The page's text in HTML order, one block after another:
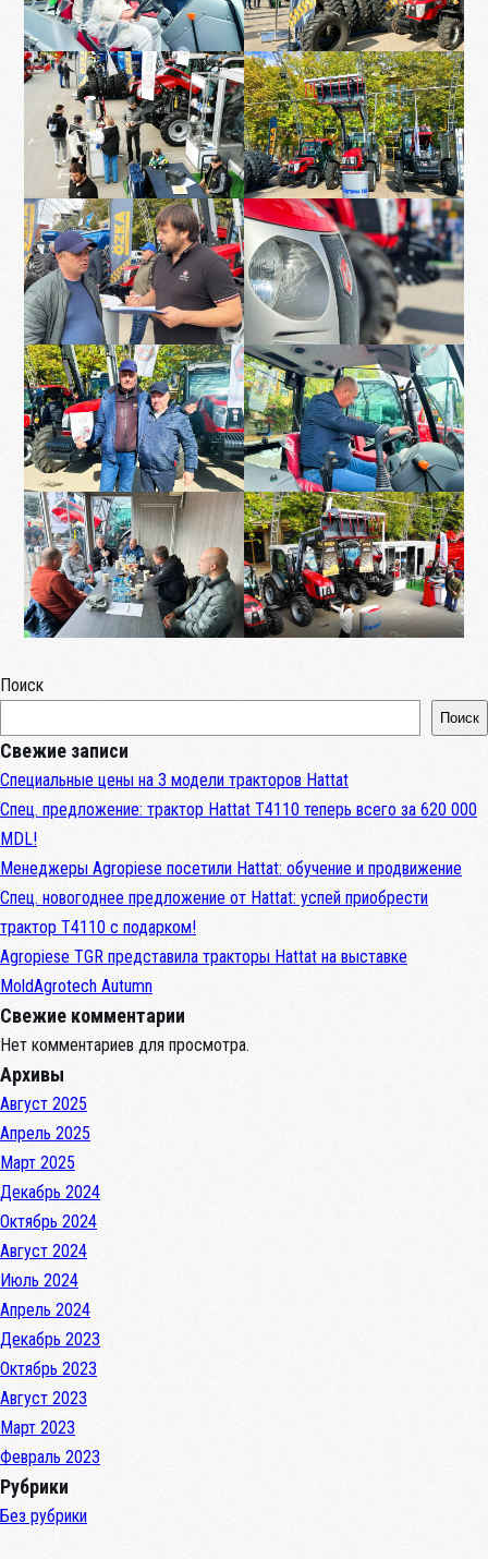
Поиск
Поиск
Свежие записи
Специальные цены на 3 модели тракторов Hattat
Спец. предложение: трактор Hattat T4110 теперь всего за 620 000
MDL!
Менеджеры Agropiese посетили Hattat: обучение и продвижение
Спец. новогоднее предложение от Hattat: успей приобрести
трактор T4110 с подарком!
Agropiese TGR представила тракторы Hattat на выставке
MoldAgrotech Autumn
Свежие комментарии
Нет комментариев для просмотра.
Архивы
Август 2025
Апрель 2025
Март 2025
Декабрь 2024
Октябрь 2024
Август 2024
Июль 2024
Апрель 2024
Декабрь 2023
Октябрь 2023
Август 2023
Март 2023
Февраль 2023
Рубрики
Без рубрики